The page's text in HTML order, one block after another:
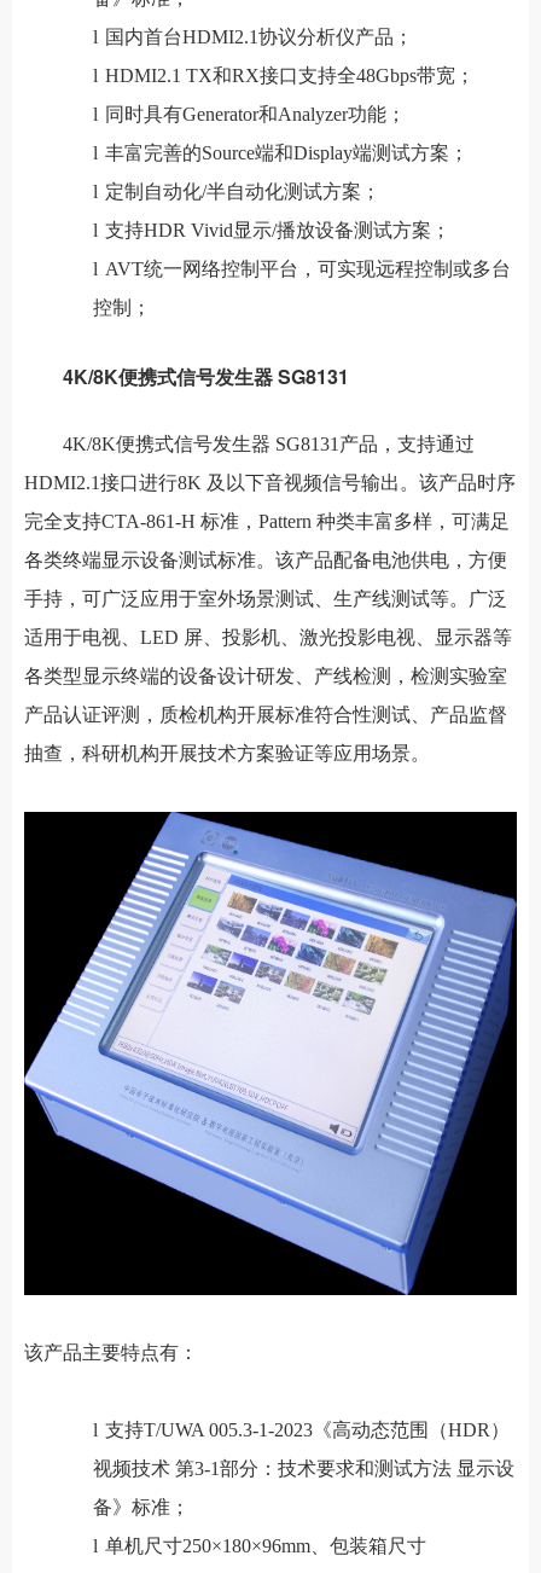
l 国内首台HDMI2.1协议分析仪产品；
l HDMI2.1 TX和RX接口支持全48Gbps带宽；
l 同时具有Generator和Analyzer功能；
l 丰富完善的Source端和Display端测试方案；
l 定制自动化/半自动化测试方案；
l 支持HDR Vivid显示/播放设备测试方案；
l AVT统一网络控制平台，可实现远程控制或多台
控制；
4K/8K便携式信号发生器SG8131
4K/8K便携式信号发生器 SG8131产品，支持通过
HDMI2.1接口进行8K 及以下音视频信号输出。该产品时序
完全支持CTA-861-H 标准，Pattern 种类丰富多样，可满足
各类终端显示设备测试标准。该产品配备电池供电，方便
手持，可广泛应用于室外场景测试、生产线测试等。广泛
适用于电视、LED 屏、投影机、激光投影电视、显示器等
各类型显示终端的设备设计研发、产线检测，检测实验室
产品认证评测，质检机构开展标准符合性测试、产品监督
抽查，科研机构开展技术方案验证等应用场景。
该产品主要特点有：
l 支持T/UWA 005.3-1-2023《高动态范围（HDR）
视频技术 第3-1部分：技术要求和测试方法 显示设
备》标准；
l 单机尺寸250×180×96mm、包装箱尺寸